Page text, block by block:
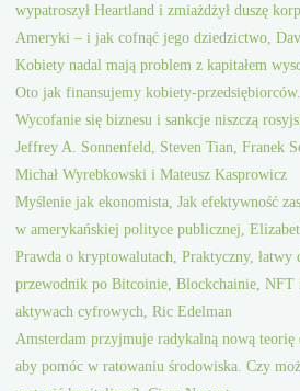
wypatroszył Heartland i zmiażdżył duszę
Ameryki – i jak cofnąć jego dziedzictwo,
Kobiety nadal mają problem z kapitałem
Oto jak finansujemy kobiety-
Wycofanie się biznesu i sankcje niszczą
Jeffrey A. Sonnenfeld, Steven Tian, Franek
Michał Wyrebkowski i Mateusz Kasprowicz
Myślenie jak ekonomista, Jak efektywność
w amerykańskiej polityce publicznej,
Prawda o kryptowalutach, Praktyczny, łatwy
przewodnik po Bitcoinie, Blockchainie, NFT
aktywach cyfrowych, Ric Edelman
Amsterdam przyjmuje radykalną nową teorię
aby pomóc w ratowaniu środowiska. Czy